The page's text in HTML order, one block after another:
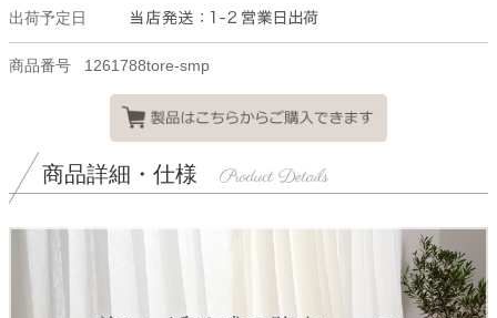
出荷予定日
商品番号 1261788tore-smp
商品詳細・仕様